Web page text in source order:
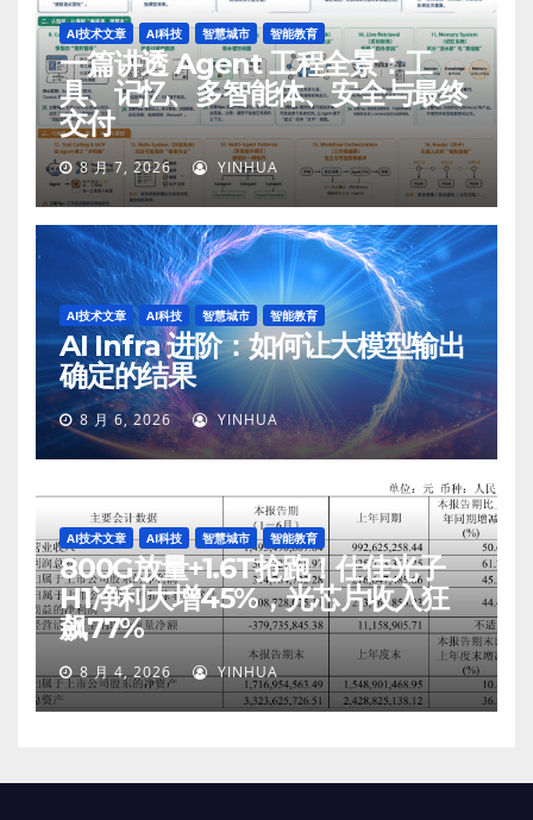
AI技术文章 AI科技 智慧城市 智能教育
一篇讲透 Agent 工程全景：工
具、记忆、多智能体、安全与最终
交付
8 月 7, 2026 YINHUA
AI技术文章 AI科技 智慧城市 智能教育
AI Infra 进阶：如何让大模型输出
确定的结果
8 月 6, 2026 YINHUA
AI技术文章 AI科技 智慧城市 智能教育
800G放量+1.6T抢跑！仕佳光子
H1净利大增45%，光芯片收入狂
飙77%
8 月 4, 2026 YINHUA